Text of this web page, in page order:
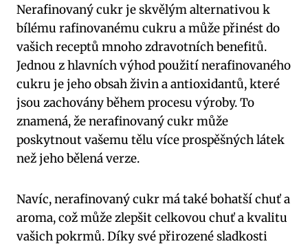
Nerafinovaný cukr je skvělým alternativou k
bílému rafinovanému cukru a může přinést do
vašich receptů mnoho zdravotních benefitů.
Jednou z hlavních výhod použití nerafinovaného
cukru je jeho obsah živin a antioxidantů, které
jsou zachovány během procesu výroby. To
znamená, že nerafinovaný cukr může
poskytnout vašemu tělu více prospěšných látek
než jeho bělená verze.
Navíc, nerafinovaný cukr má také bohatší chuť a
aroma, což může zlepšit celkovou chuť a kvalitu
vašich pokrmů. Díky své přirozené sladkosti